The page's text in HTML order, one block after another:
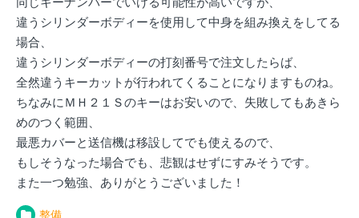
同じキーナンバーでいける可能性が高いですが、
違うシリンダーボディーを使用して中身を組み換えをしてる
場合、
違うシリンダーボディーの打刻番号で注文したらば、
全然違うキーカットが行われてくることになりますものね。
ちなみにＭＨ２１Ｓのキーはお安いので、失敗してもあきら
めのつく範囲、
最悪カバーと送信機は移設してでも使えるので、
もしそうなった場合でも、悲観はせずにすみそうです。
また一つ勉強、ありがとうございました！
整備